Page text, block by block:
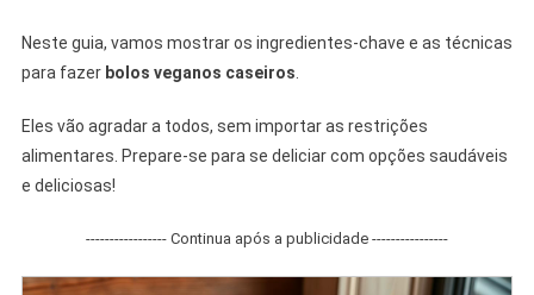
Neste guia, vamos mostrar os ingredientes-chave e as técnicas
para fazer bolos veganos caseiros
Eles vão agradar a todos, sem importar as restrições
alimentares. Prepare-se para se deliciar com opções saudáveis
e deliciosas!
----------------- Continua após a publicidade ----------------